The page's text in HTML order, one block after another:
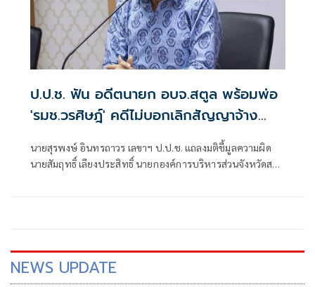
ป.ป.ช. ฟัน อดีตนายก อบจ.สตูล พร้อมพ่อ
'รมช.วรศิษฎ์' คดีไม่บอกเลิกสัญญาจ้าง
นายสุรพงษ์ อินทรถาวร เลขาฯ ป.ป.ช. แถลงมติชี้มูลความผิด
นายสัมฤทธิ์ เลียงประสิทธิ์ นายกองค์การบริหารส่วนจังหวัดสตูล
NEWS UPDATE